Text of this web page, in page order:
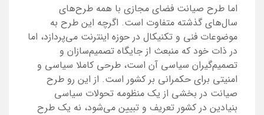
اما طرح صیانت فضای مجازی با همه طرح‌های
سال‌های گذشته متفاوت است. اگرچه این طرح به
موضوعات فنی و‌ تکنیکال در حوزه اینترنت می‌پردازد، اما
در ذات خود که منبعث از جایگاه تصمیم‌سازان و
تصمیم‌گیران سیاسی آن است، طرحی کاملا سیاسی و
امنیتی برای حکمرانی بر کشور است. از این رو طرح
صیانت در بخشی از یک منظومه تحولات سیاسی
بنیادین در کشور تعریف و تبیین می‌شود، نه یک طرح